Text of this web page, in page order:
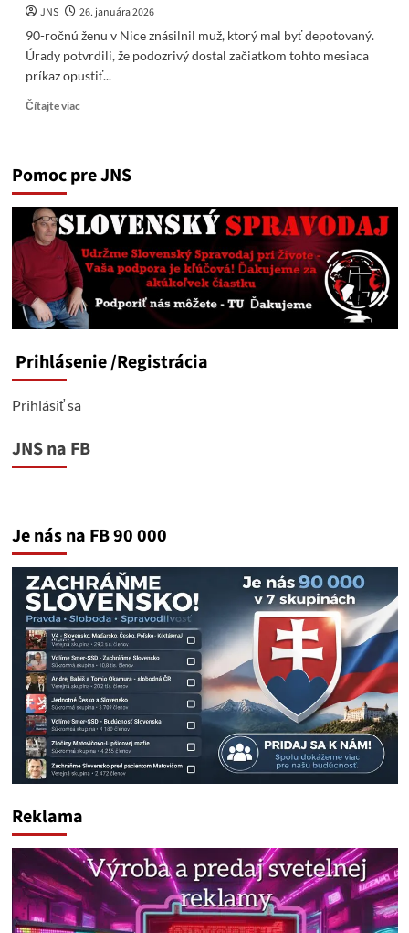
JNS
26. januára 2026
90-ročnú ženu v Nice znásilnil muž, ktorý mal byť depotovaný.
Úrady potvrdili, že podozrivý dostal začiatkom tohto mesiaca
príkaz opustiť...
Čítajte viacRead
ročnú
v
Nice
muž,
ktorý
mal
byť
depotovaný
Pomoc pre JNS
Prihlásenie/Registrácia
Prihlásiť sa
JNS na FB
Je nás na FB 90 000
Reklama